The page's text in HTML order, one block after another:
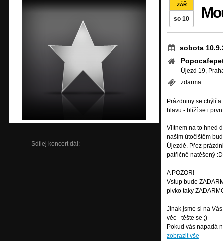
Sdílej koncert dál:
ZÁŘ
so 10
sobota
Újezd 19,
zdarma
Prázdniny se chýlí
hlavu - blíží se i
Vlítnem na to hned
našim útočištěm
Újezdě. Přez
patřičně natěšený :D
A POZOR!
Vstup bude
pivko taky
Jinak jsme si na
věc - těšte se ;)
Pokud vás napadá
zobrazit vše